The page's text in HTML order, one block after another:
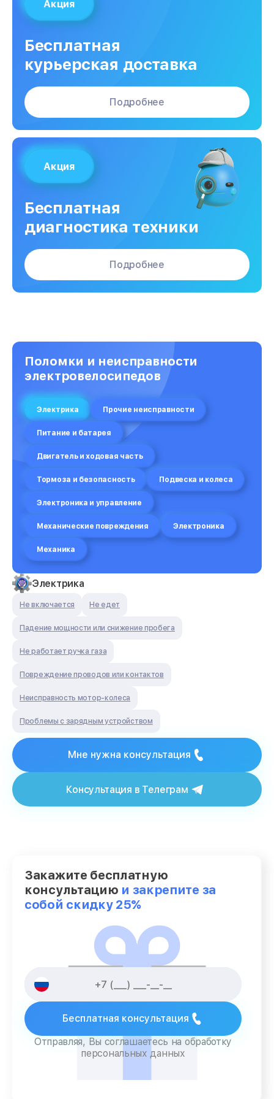
Акция
Бесплатная
курьерская доставка
Подробнее
Акция
Бесплатная
диагностика техники
Подробнее
Поломки и неисправности
электровелосипедов
Электрика Прочие неисправности
Питание и батарея
Двигатель и ходовая часть
Тормоза и безопасность Подвеска и колеса
Электроника и управление
Механические повреждения Электроника
Механика
Электрика
Не включается Не едет
Падение мощности или снижение пробега
Не работает ручка газа
Повреждение проводов или контактов
Неисправность мотор-колеса
Проблемы с зарядным устройством
Мне нужна консультация
Консультация в Телеграм
Закажите бесплатную
консультацию и закрепите за
собой скидку 25%
Бесплатная консультация
Отправляя, Вы соглашаетесь на обработку
персональных данных